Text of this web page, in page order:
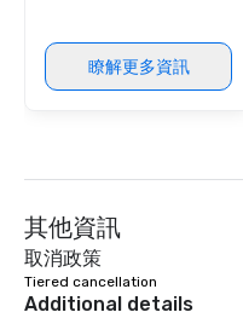
瞭解更多資訊
其他資訊
取消政策
Tiered cancellation
Additional details